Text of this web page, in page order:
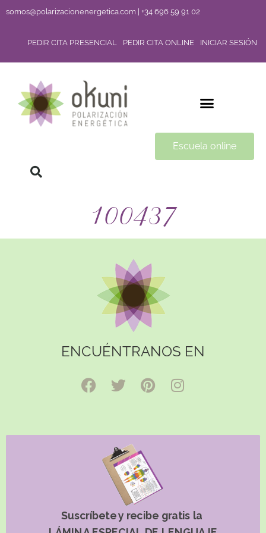
somos@polarizacionenergetica.com | +34 696 59 91 02
PEDIR CITA PRESENCIAL PEDIR CITA ONLINE INICIAR SESIÓN
Escuela online
100437
ENCUÉNTRANOS EN
Suscríbete y recibe gratis la